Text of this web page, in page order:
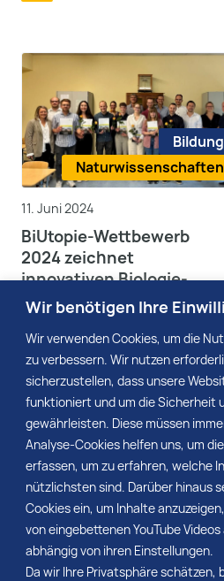
Wir benötigen Ihre
Wir verwenden Cookies, um die
zu verbessern. Wir nutzen
sicherzustellen, dass unsere
funktioniert und um die Sicherheit
gewährleisten. Diese müssen
Analyse-Cookies helfen uns, um
erfassen, um zu erfahren, welche
nützlichsten sind. Darüber hinaus
Cookies ein, um Inhalte
von eingebettenen YouTube
abhängig von ihren Einstellungen.
Da wir Ihre Privatsphäre schätzen,
Bildung
Naturwissenschaften
11. Juni 2024
BiUtopie-Wettbewerb
2024 zeichnet
innovativen Biologie-
Unterricht aus
Mehr
Seite:Vorherige 1 … 4
Nächste